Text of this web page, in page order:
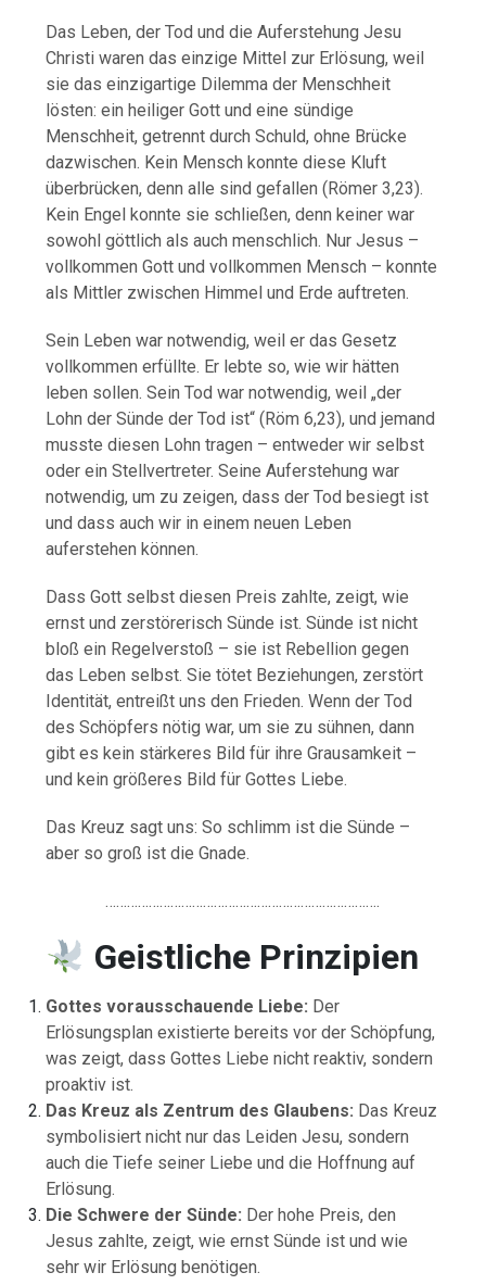
Das Leben, der Tod und die Auferstehung Jesu
Christi waren das einzige Mittel zur Erlösung, weil
sie das einzigartige Dilemma der Menschheit
lösten: ein heiliger Gott und eine sündige
Menschheit, getrennt durch Schuld, ohne Brücke
dazwischen. Kein Mensch konnte diese Kluft
überbrücken, denn alle sind gefallen (Römer 3,23).
Kein Engel konnte sie schließen, denn keiner war
sowohl göttlich als auch menschlich. Nur Jesus –
vollkommen Gott und vollkommen Mensch – konnte
als Mittler zwischen Himmel und Erde auftreten.
Sein Leben war notwendig, weil er das Gesetz
vollkommen erfüllte. Er lebte so, wie wir hätten
leben sollen. Sein Tod war notwendig, weil „der
Lohn der Sünde der Tod ist“ (Röm 6,23), und jemand
musste diesen Lohn tragen – entweder wir selbst
oder ein Stellvertreter. Seine Auferstehung war
notwendig, um zu zeigen, dass der Tod besiegt ist
und dass auch wir in einem neuen Leben
auferstehen können.
Dass Gott selbst diesen Preis zahlte, zeigt, wie
ernst und zerstörerisch Sünde ist. Sünde ist nicht
bloß ein Regelverstoß – sie ist Rebellion gegen
das Leben selbst. Sie tötet Beziehungen, zerstört
Identität, entreißt uns den Frieden. Wenn der Tod
des Schöpfers nötig war, um sie zu sühnen, dann
gibt es kein stärkeres Bild für ihre Grausamkeit –
und kein größeres Bild für Gottes Liebe.
Das Kreuz sagt uns: So schlimm ist die Sünde –
aber so groß ist die Gnade.
………………………………………………………………….
Geistliche Prinzipien
Gottesvorausschauende Liebe: Der
Erlösungsplanexistierte bereitsvorderSchöpfung,
was zeigt,dassGottes Liebenichtreaktiv, sondern
proaktiv ist.
Das Kreuz als Zentrum des Glaubens: Das Kreuz
symbolisiertnichtnurdas LeidenJesu, sondern
auchdieTiefe seiner Liebeunddie Hoffnungauf
Erlösung.
DieSchwere derSünde: Der hohe Preis,den
Jesus zahlte, zeigt,wieernstSünde istundwie
sehrwir Erlösung benötigen.